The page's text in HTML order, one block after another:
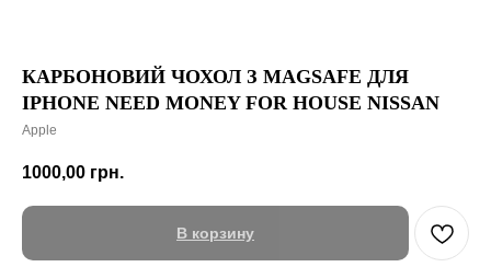
КАРБОНОВИЙ ЧОХОЛ З MAGSAFE ДЛЯ
IPHONE NEED MONEY FOR HOUSE NISSAN
Apple
1000,00 грн.
В корзину